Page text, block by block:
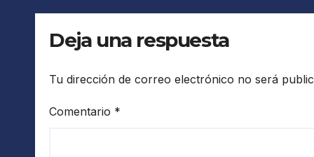
Deja una respuesta
Tu dirección de correo electrónico no será
Comentario *